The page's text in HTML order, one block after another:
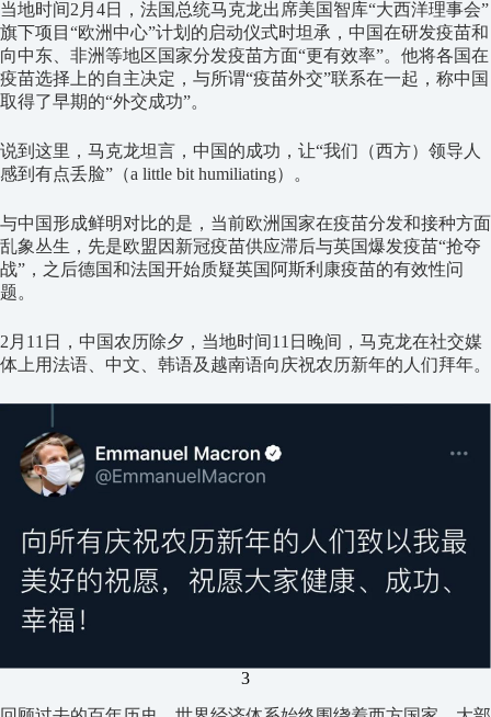
当地时间2月4日，法国总统马克龙出席美国智库“大西洋理事会”
旗下项目“欧洲中心”计划的启动仪式时坦承，中国在研发疫苗和
向中东、非洲等地区国家分发疫苗方面“更有效率”。他将各国在
疫苗选择上的自主决定，与所谓“疫苗外交”联系在一起，称中国
取得了早期的“外交成功”。
说到这里，马克龙坦言，中国的成功，让“我们（西方）领导人
感到有点丢脸”（a little bit humiliating）。
与中国形成鲜明对比的是，当前欧洲国家在疫苗分发和接种方面
乱象丛生，先是欧盟因新冠疫苗供应滞后与英国爆发疫苗“抢夺
战”，之后德国和法国开始质疑英国阿斯利康疫苗的有效性问
题。
2月11日，中国农历除夕，当地时间11日晚间，马克龙在社交媒
体上用法语、中文、韩语及越南语向庆祝农历新年的人们拜年。
3